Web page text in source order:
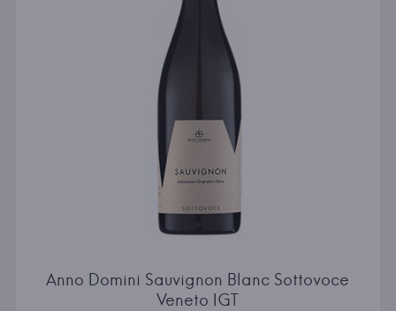
Anno Domini Sauvignon Blanc Sottovoce
Veneto IGT